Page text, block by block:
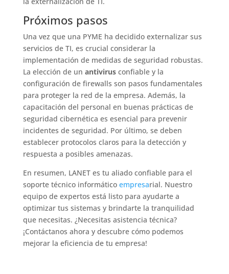
Próximos pasos
Una vez que una PYME ha decidido externalizar sus
servicios de TI, es crucial considerar la
implementación de medidas de seguridad robustas.
La elección de un antivirusconfiable y la
configuración de firewalls son pasos fundamentales
para proteger la red de la empresa. Además, la
capacitación del personal en buenas prácticas de
seguridad cibernética es esencial para prevenir
incidentes de seguridad. Por último, se deben
establecer protocolos claros para la detección y
respuesta a posibles amenazas.
En resumen, LANET es tu aliado confiable para el
soporte técnico informático empresarial. Nuestro
equipo de expertos está listo para ayudarte a
optimizar tus sistemas y brindarte la tranquilidad
que necesitas. ¿Necesitas asistencia técnica?
¡Contáctanos ahora y descubre cómo podemos
mejorar la eficiencia de tu empresa!